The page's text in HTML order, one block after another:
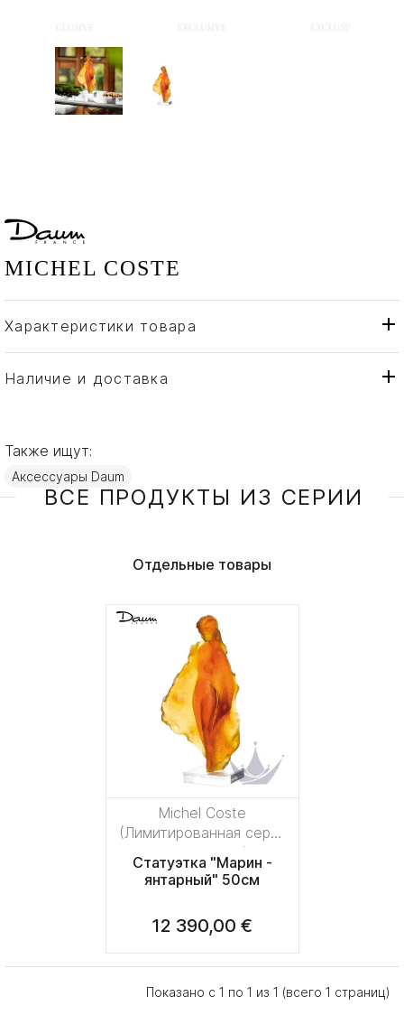
MICHEL COSTE
Характеристики товара
Бренд
Daum
Страна производителя
Наличие и доставка
Также ищут:
Аксессуары Daum
ВСЕ ПРОДУКТЫ ИЗ СЕРИИ
Отдельные товары
Michel Coste
(Лимитированная серия
на 175 пред.)
Статуэтка "Марин -
янтарный" 50см
12 390,00 €
Показано с 1 по 1 из 1 (всего 1 страниц)